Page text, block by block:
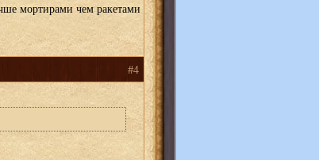
мортирами чем ракетами
#4